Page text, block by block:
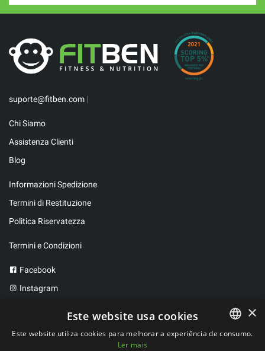
suporte@fitben.com |
Chi Siamo
Assistenza Clienti
Blog
Informazioni Spedizione
Termini di Restituzione
Politica Riservatezza
Termini e Condizioni
Facebook
Instagram
×
Este website usa cookies
Este website utiliza cookies para melhorar a experiência de consumo.
Ler mais